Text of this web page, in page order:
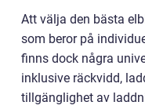
Att välja den bästa
som beror på
finns dock några
inklusive räckvidd,
tillgänglighet av